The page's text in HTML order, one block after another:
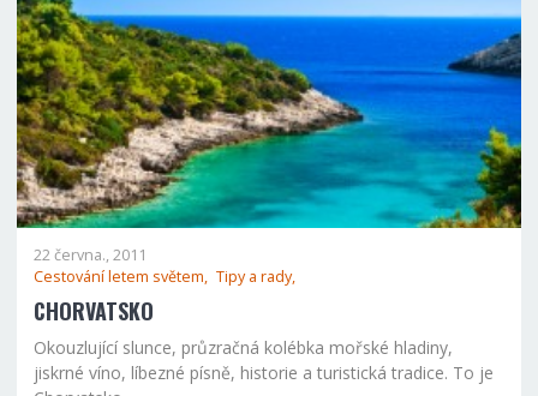
22 června., 2011
Cestování letem světem, Tipy a rady,
CHORVATSKO
Okouzlující slunce, průzračná kolébka mořské hladiny,
jiskrné víno, líbezné písně, historie a turistická tradice. To je